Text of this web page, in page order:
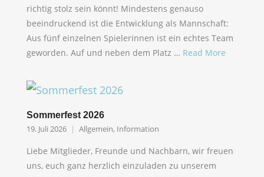
richtig stolz sein könnt! Mindestens genauso
beeindruckend ist die Entwicklung als Mannschaft:
Aus fünf einzelnen Spielerinnen ist ein echtes Team
geworden. Auf und neben dem Platz … Read More
Sommerfest 2026
19. Juli 2026 Allgemein, Information
Liebe Mitglieder, Freunde und Nachbarn, wir freuen
uns, euch ganz herzlich einzuladen zu unserem